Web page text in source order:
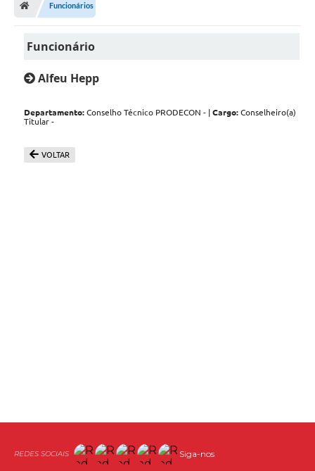
Funcionários
Funcionário
Alfeu Hepp
Departamento: Conselho Técnico PRODECON - |Cargo: Conselheiro(a)
Titular -
VOLTAR
Siga-nos